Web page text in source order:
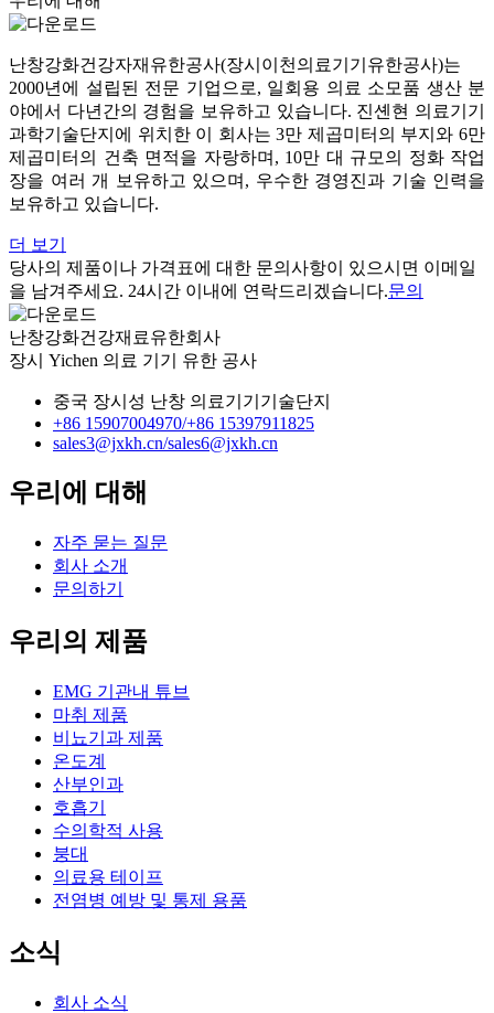
난창강화건강자재유한공사(장시이천의료기기유한공사)는
2000년에 설립된 전문 기업으로, 일회용 의료 소모품 생산 분
야에서 다년간의 경험을 보유하고 있습니다. 진셴현 의료기기
과학기술단지에 위치한 이 회사는 3만 제곱미터의 부지와 6만
제곱미터의 건축 면적을 자랑하며, 10만 대 규모의 정화 작업
장을 여러 개 보유하고 있으며, 우수한 경영진과 기술 인력을
보유하고 있습니다.
더 보기
당사의 제품이나 가격표에 대한 문의사항이 있으시면 이메일
을 남겨주세요. 24시간 이내에 연락드리겠습니다.문의
난창강화건강재료유한회사
장시 Yichen 의료 기기 유한 공사
중국 장시성 난창 의료기기기술단지
+86 15907004970/+86 15397911825
sales3@jxkh.cn/sales6@jxkh.cn
우리에 대해
자주 묻는 질문
회사 소개
문의하기
우리의 제품
EMG 기관내 튜브
마취 제품
비뇨기과 제품
온도계
산부인과
호흡기
수의학적 사용
붕대
의료용 테이프
전염병 예방 및 통제 용품
소식
회사 소식